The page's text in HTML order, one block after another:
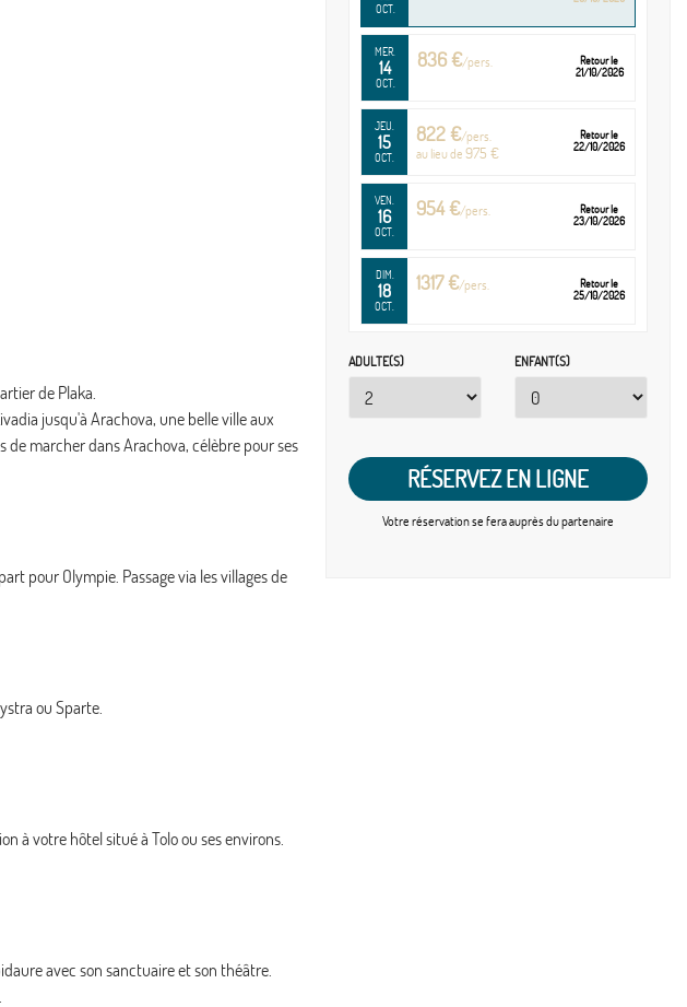
de Plaka.
jusqu'à Arachova, une belle ville aux
de marcher dans Arachova, célèbre pour ses
pour Olympie. Passage via les villages de
ou Sparte.
à votre hôtel situé à Tolo ou ses environs.
avec son sanctuaire et son théâtre.
OCT.
MER.
14
OCT.
836 €/pers.
Retour le
21/10/2026
JEU.
15
OCT.
822 €/pers.
au lieu de 975 €
Retour le
22/10/2026
VEN.
16
OCT.
954 €/pers.
Retour le
23/10/2026
DIM.
18
OCT.
1317 €/pers.
Retour le
25/10/2026
19
OCT.
OCT.
21
OCT.
1155 €
28/10/2026
ADULTE(S) ENFANT(S)
RÉSERVEZ EN LIGNE
Votre réservation se feraauprès du partenaire